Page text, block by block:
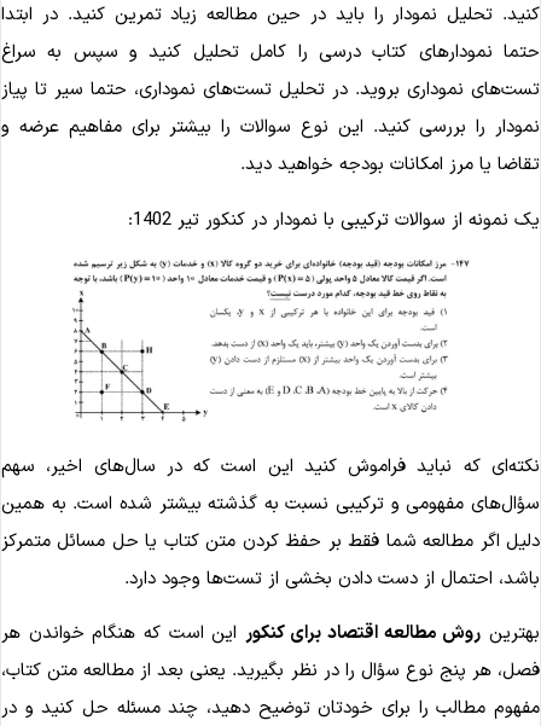
تحلیل نمودار را باید در حین مطالعه زیاد تمرین کنید. در ابتدا
نمودارهای کتاب درسی را کامل تحلیل کنید و سپس به سراغ
نموداری بروید. در تحلیل تست‌های نموداری، حتما سیر تا پیاز
را بررسی کنید. این نوع سوالات را بیشتر برای مفاهیم عرضه و
یا مرز امکانات بودجه خواهید دید.
نمونه از سوالات ترکیبی با نمودار در کنکور تیر 1402:
که نباید فراموش کنید این است که در سال‌های اخیر، سهم
مفهومی و ترکیبی نسبت به گذشته بیشتر شده است. به همین
اگر مطالعه شما فقط بر حفظ کردن متن کتاب یا حل مسائل متمرکز
احتمال از دست دادن بخشی از تست‌ها وجود دارد.
روش مطالعه اقتصاد برای کنکوراین است که هنگام خواندن هر
هر پنج نوع سؤال را در نظر بگیرید. یعنی بعد از مطالعه متن کتاب،
مطالب را برای خودتان توضیح دهید، چند مسئله حل کنید و در